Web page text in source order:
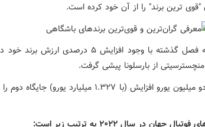
"قوی ترین برند" را از آن خود کرده است.
رتبه بارسلونا پس از اینکه فصل گذشته با وجود افزایش ۵ درصدی
از بارسلونا پیشی گرفت.
ارزش برند سیتیزن ها با دو میلیون یورو افزایش (با ۱.۳۲۷ میلیارد